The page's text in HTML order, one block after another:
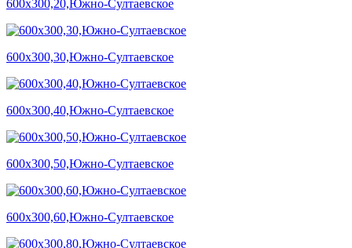
600х300,20,Южно-Султаевское
600х300,30,Южно-Султаевское
600х300,40,Южно-Султаевское
600х300,50,Южно-Султаевское
600х300,60,Южно-Султаевское